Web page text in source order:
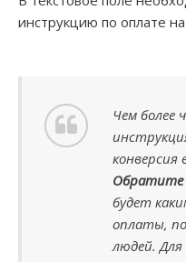
инструкцию по оплате
Чем более
конверсия
Обратите
будет
оплаты,
людей.